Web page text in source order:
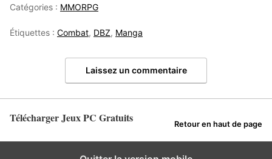
Catégories : MMORPG
Étiquettes : Combat, DBZ, Manga
Laissez un commentaire
Télécharger Jeux PC Gratuits Retour en haut de page